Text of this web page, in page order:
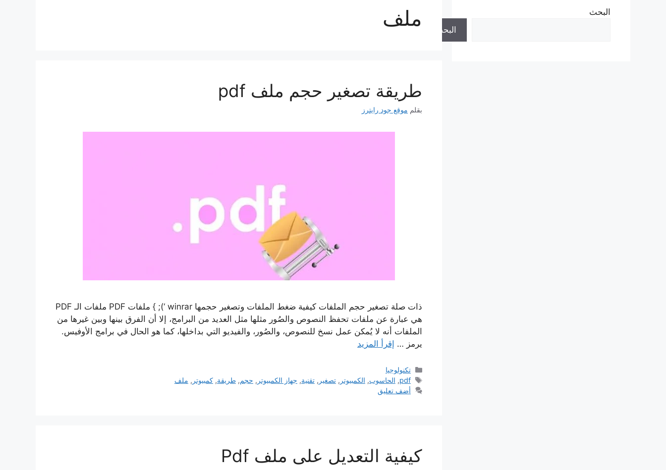
ملف
طريقة تصغير حجم ملف pdf
بقلم موقع جود رايترز
ذات صلة تصغير حجم الملفات كيفية ضغط الملفات وتصغير حجمها winrar ‘); } ملفات PDF ملفات الـ PDF
هي عبارة عن ملفات تحفظ النصوص والصُور مثلها مثل العديد من البرامج، إلا أن الفرق بينها وبين غيرها من
الملفات أنه لا يُمكن عمل نسخ للنصوص، والصُور، والفيديو التي بداخلها، كما هو الحال في برامج الأوفيس.
يرمز … إقرأ المزيد
التصنيفات
تكنولوجيا
الوسوم
pdf
, الحاسوب, الكمبيوتر ,تصغير ,تقنية, جهاز الكمبيوتر , حجم,طريقة,كمبيوتر , ملف
أضف تعليق
كيفية التعديل على ملف Pdf
البحث
البحث